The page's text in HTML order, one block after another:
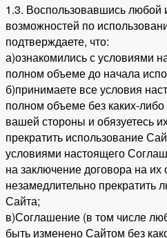
1.3. Воспользовавшись любой
возможностей по
подтверждаете, что:
а)ознакомились с условиями
полном объеме до начала
б)принимаете все условия
полном объеме без каких-
вашей стороны и обязуетесь
прекратить использование
условиями настоящего
на заключение договора на их
незамедлительно прекратить
Сайта;
в)Соглашение (в том числе
быть изменено Сайтом без